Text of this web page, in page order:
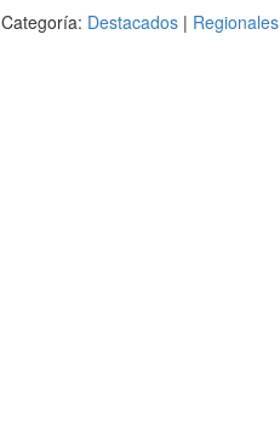
Categoría: Destacados | Regionales